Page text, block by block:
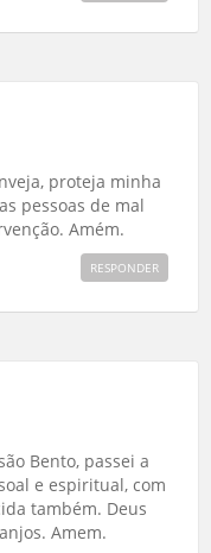
proteja minha
pessoas de mal
Amém.
RESPONDER
Bento, passei a
e espiritual, com
também. Deus
Amem.